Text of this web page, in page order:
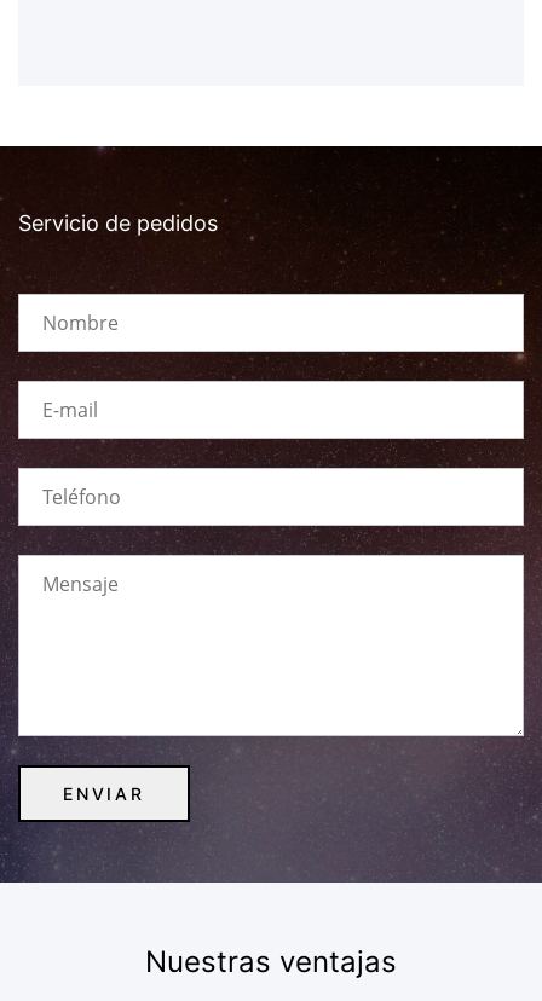
Servicio de pedidos
Nuestras ventajas